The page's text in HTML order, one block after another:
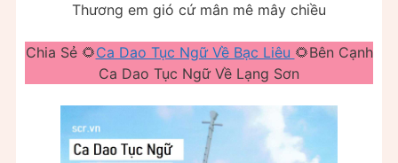
Thương em gió cứ mân mê mây chiều
Chia Sẻ 🌻Ca Dao Tục Ngữ Về Bạc Liêu 🌻Bên Cạnh
Ca Dao Tục Ngữ Về Lạng Sơn